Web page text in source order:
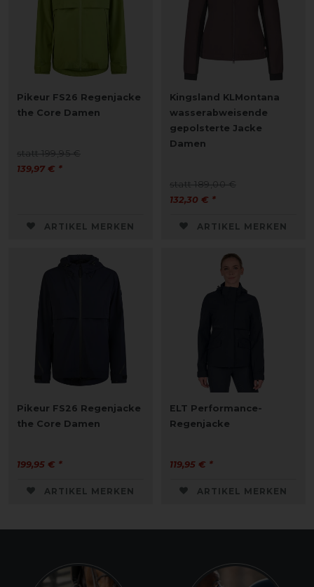
Pikeur FS26 Regenjacke
the Core Damen
statt 199,95 €
139,97 € *
ARTIKEL MERKEN
Kingsland KLMontana
wasserabweisende
gepolsterte Jacke
Damen
statt 189,00 €
132,30 € *
ARTIKEL MERKEN
Pikeur FS26 Regenjacke
the Core Damen
199,95 € *
ARTIKEL MERKEN
ELT Performance-
Regenjacke
119,95 € *
ARTIKEL MERKEN